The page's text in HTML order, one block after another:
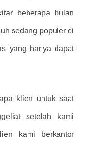
beberapa bulan
sedang populer di
yang hanya dapat
klien untuk saat
setelah kami
kami berkantor